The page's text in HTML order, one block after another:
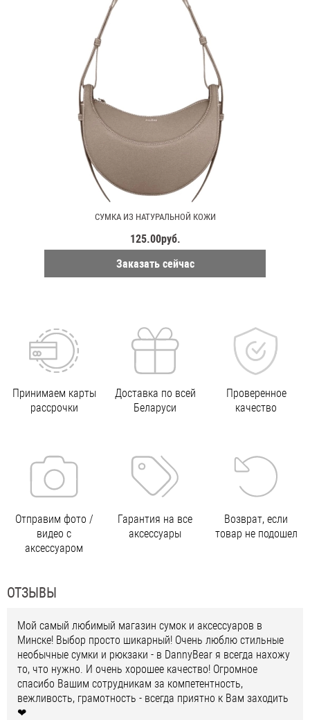
СУМКА ИЗ НАТУРАЛЬНОЙ КОЖИ
125.00руб.
Заказать сейчас
Принимаем карты
рассрочки
Доставка по всей
Беларуси
Проверенное
качество
Отправим фото /
видео с
аксессуаром
Гарантия на все
аксессуары
Возврат, если
товар не подошел
ОТЗЫВЫ
Мой самый любимый магазин сумок и аксессуаров в
Минске! Выбор просто шикарный! Очень люблю стильные
необычные сумки и рюкзаки - в DannyBear я всегда нахожу
то, что нужно. И очень хорошее качество! Огромное
спасибо Вашим сотрудникам за компетентность,
вежливость, грамотность - всегда приятно к Вам заходить
❤